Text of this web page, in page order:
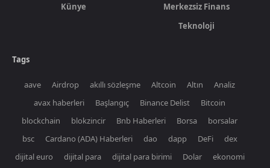
Künye
Merkezsiz Finans
Teknoloji
Tags
aave Airdrop akıllı sözleşme Altcoin Altın
Analiz
avax haberleri
Başlangıç Binance Delist
Bitcoin
blockchain
blokzincir Bnb Haberleri Borsa
borsalar
bsc
Cardano (ADA) Haberleri dao dapp DeFi
dex
dijital euro
dijital para dijital para birimi Dolar
ekonomi